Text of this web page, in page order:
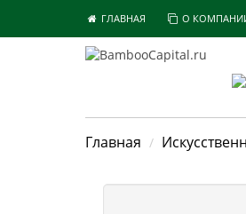
ГЛАВНАЯ О
Главная